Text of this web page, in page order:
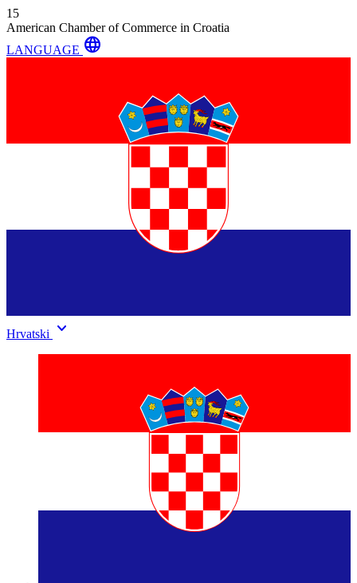
15
American Chamber of Commerce in Croatia
LANGUAGE language
Hrvatski keyboard_arrow_down